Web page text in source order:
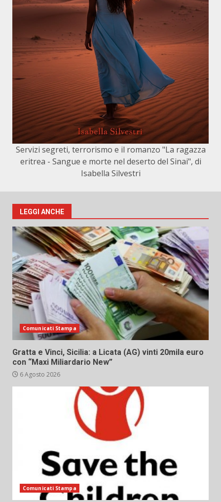
Servizi segreti, terrorismo e il romanzo "La ragazza
eritrea - Sangue e morte nel deserto del Sinai", di
Isabella Silvestri
LEGGI ANCHE
Comunicati Stampa
Gratta e Vinci, Sicilia: a Licata (AG) vinti 20mila euro
con “Maxi Miliardario New”
6 Agosto 2026
Comunicati Stampa